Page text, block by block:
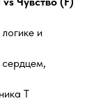
и
сердцем,
T